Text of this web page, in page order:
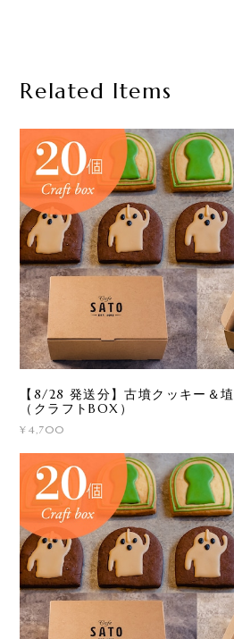
Related Items
【8/28 発送分】古墳クッキー＆
（クラフトBOX）
¥4,700